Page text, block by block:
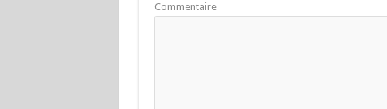
Commentaire